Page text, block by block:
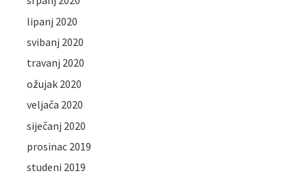
lipanj 2020
svibanj 2020
travanj 2020
ožujak 2020
veljača 2020
siječanj 2020
prosinac 2019
studeni 2019